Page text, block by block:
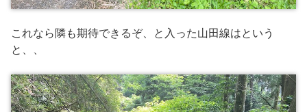
これなら隣も期待できるぞ、と入った山田線はという
と、、